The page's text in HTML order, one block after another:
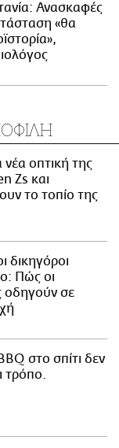
Ανασκαφές
«θα
οπτική της
Zs και
το τοπίο της
δικηγόροι
Πώς οι
οδηγούν σε
στο σπίτι δεν
τρόπο.